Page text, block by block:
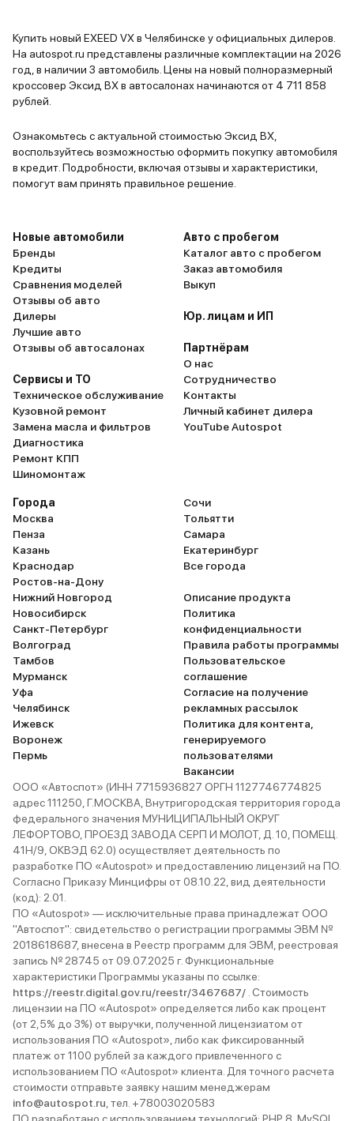
намного плавнее. Расход в
городе около 10,5 литров, на
трассе — 7, что для такой махины
вполне приемлемо. Из минусов
сенсорные кнопки климат-
контроля на центральном
тоннеле — в движении
хорошая, но на высоких
скоростях все равно слышен шум
ветра. В целом, за свои деньги
(около 5 млн с учетом скидок)
получаешь действительно
премиальный автомобиль с
богатым оснащением и
Купить новый EXEED VX в Челябинске у официальных дилеров.
На autospot.ru представлены различные комплектации на 2026
год, в наличии 3 автомобиль. Цены на новый полноразмерный
кроссовер Эксид ВХ в автосалонах начинаются от 4 711 858
рублей.
Ознакомьтесь с актуальной стоимостью Эксид ВХ,
воспользуйтесь возможностью оформить покупку автомобиля
в кредит. Подробности, включая отзывы и характеристики,
помогут вам принять правильное решение.
Новые автомобили
Бренды
Кредиты
Сравнения моделей
Отзывы об авто
Дилеры
Лучшие авто
Отзывы об автосалонах
Сервисы и ТО
Техническое обслуживание
Кузовной ремонт
Замена масла и фильтров
Диагностика
Ремонт КПП
Шиномонтаж
Авто с пробегом
Каталог авто с пробегом
Заказ автомобиля
Выкуп
Юр. лицам и ИП
Партнёрам
О нас
Сотрудничество
Контакты
Личный кабинет дилера
YouTube Autospot
Города
Москва
Пенза
Казань
Краснодар
Ростов-на-Дону
Нижний Новгород
Новосибирск
Санкт-Петербург
Волгоград
Тамбов
Мурманск
Уфа
Челябинск
Ижевск
Воронеж
Пермь
Сочи
Тольятти
Самара
Екатеринбург
Все города
Описание продукта
Политика
конфиденциальности
Правила работы программы
Пользовательское
соглашение
Согласие на получение
рекламных рассылок
Политика для контента,
генерируемого
пользователями
Вакансии
ООО «Автоспот» (ИНН 7715936827 ОРГН 1127746774825
адрес 111250, Г.МОСКВА, Внутригородская территория города
федерального значения МУНИЦИПАЛЬНЫЙ ОКРУГ
ЛЕФОРТОВО, ПРОЕЗД ЗАВОДА СЕРП И МОЛОТ, Д. 10, ПОМЕЩ.
41Н/9, ОКВЭД 62.0) осуществляет деятельность по
разработке ПО «Autospot» и предоставлению лицензий на ПО.
Согласно Приказу Минцифры от 08.10.22, вид деятельности
(код): 2.01.
ПО «Autospot» — исключительные права принадлежат ООО
"Автоспот": свидетельство о регистрации программы ЭВМ №
2018618687, внесена в Реестр программ для ЭВМ, реестровая
запись № 28745 от 09.07.2025 г. Функциональные
характеристики Программы указаны по ссылке:
https://reestr.digital.gov.ru/reestr/3467687/ . Стоимость
лицензии на ПО «Autospot» определяется либо как процент
(от 2,5% до 3%) от выручки, полученной лицензиатом от
использования ПО «Autospot», либо как фиксированный
платеж от 1100 рублей за каждого привлеченного с
использованием ПО «Autospot» клиента. Для точного расчета
стоимости отправьте заявку нашим менеджерам
info@autospot.ru , тел. +78003020583